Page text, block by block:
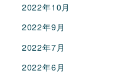
2022年10月
2022年9月
2022年7月
2022年6月